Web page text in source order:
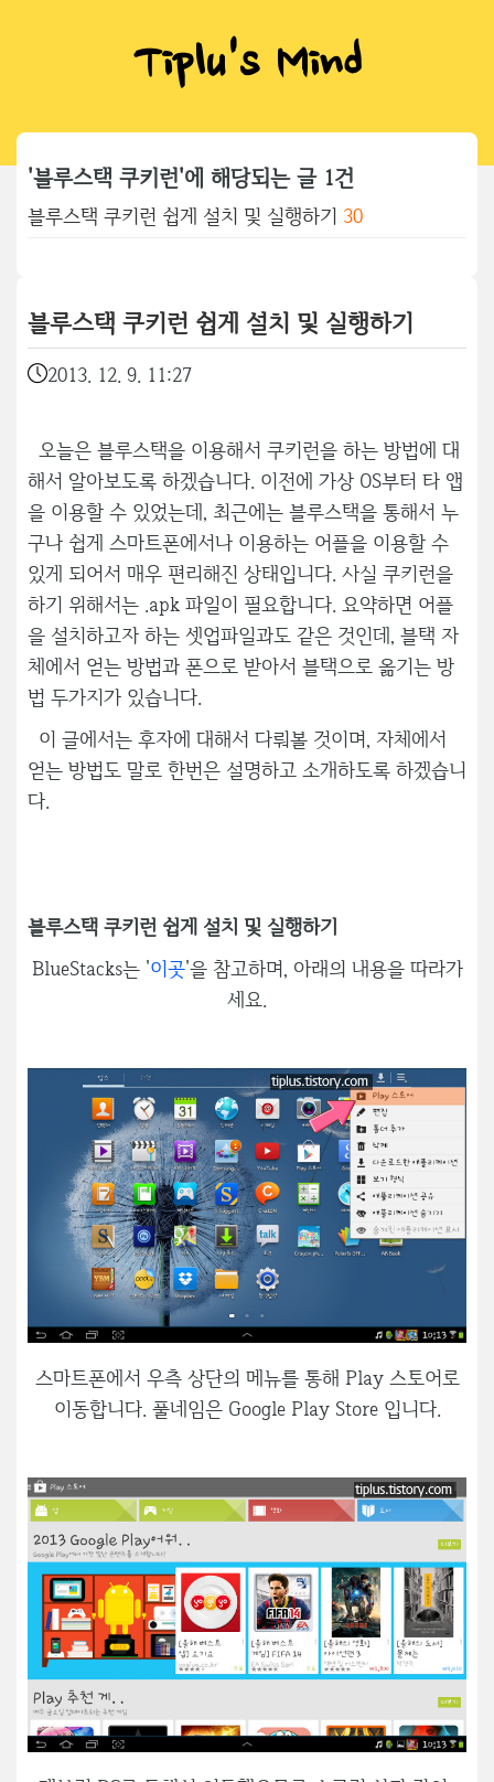
Tiplu's Mind
'블루스택 쿠키런'에 해당되는 글 1건
블루스택 쿠키런 쉽게 설치 및 실행하기 30
블루스택 쿠키런 쉽게 설치 및 실행하기
2013. 12. 9. 11:27
오늘은 블루스택을 이용해서 쿠키런을 하는 방법에 대
해서 알아보도록 하겠습니다. 이전에 가상 OS부터 타 앱
을 이용할 수 있었는데, 최근에는 블루스택을 통해서 누
구나 쉽게 스마트폰에서나 이용하는 어플을 이용할 수
있게 되어서 매우 편리해진 상태입니다. 사실 쿠키런을
하기 위해서는 .apk 파일이 필요합니다. 요약하면 어플
을 설치하고자 하는 셋업파일과도 같은 것인데, 블택 자
체에서 얻는 방법과 폰으로 받아서 블택으로 옮기는 방
법 두가지가 있습니다.
이 글에서는 후자에 대해서 다뤄볼 것이며, 자체에서
얻는 방법도 말로 한번은 설명하고 소개하도록 하겠습니
다.
블루스택 쿠키런 쉽게 설치 및 실행하기
BlueStacks는 '이곳'을 참고하며, 아래의 내용을 따라가
세요.
스마트폰에서 우측 상단의 메뉴를 통해 Play 스토어로
이동합니다. 풀네임은 Google Play Store 입니다.